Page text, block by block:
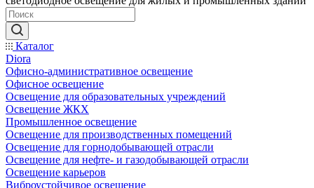
Каталог
Diora
Офисно-административное освещение
Офисное освещение
Освещение для образовательных учреждений
Освещение ЖКХ
Промышленное освещение
Освещение для производственных помещений
Освещение для горнодобывающей отрасли
Освещение для нефте- и газодобывающей отрасли
Освещение карьеров
Виброустойчивое освещение